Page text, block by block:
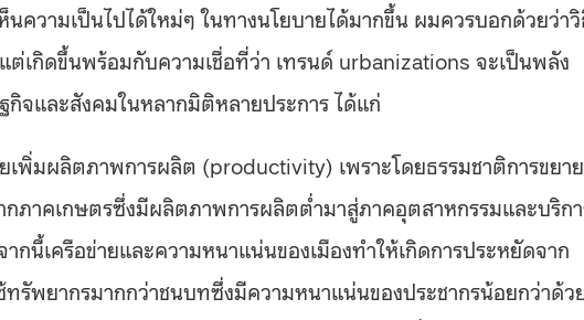
นความเป็นไปได้ใหม่ๆ ในทางนโยบายได้มากขึ้น ผมควรบอกด้วยว่า
เกิดขึ้นพร้อมกับความเชื่อที่ว่า เทรนด์ urbanizations จะเป็นพลัง
กิจและสังคมในหลากมิติหลายประการ ได้แก่
เพิ่มผลิตภาพการผลิต (productivity) เพราะโดยธรรมชาติการขยาย
กภาคเกษตรซึ่งมีผลิตภาพการผลิตต่ำมาสู่ภาคอุตสาหกรรมและบริก
นี้เครือข่ายและความหนาแน่นของเมืองทำให้เกิดการประหยัดจาก
รัพยากรมากกว่าชนบทซึ่งมีความหนาแน่นของประชากรน้อยกว่าด้ว